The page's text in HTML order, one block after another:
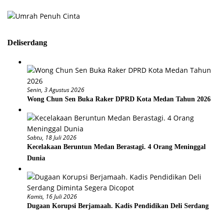
Deliserdang
Senin, 3 Agustus 2026
Wong Chun Sen Buka Raker DPRD Kota Medan Tahun 2026
Sabtu, 18 Juli 2026
Kecelakaan Beruntun Medan Berastagi. 4 Orang Meninggal
Dunia
Kamis, 16 Juli 2026
Dugaan Korupsi Berjamaah. Kadis Pendidikan Deli Serdang